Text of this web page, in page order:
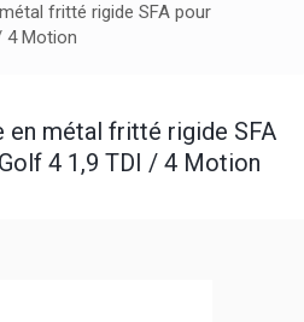
fritté rigide SFA pour
4 Motion
en métal fritté rigide SFA
4 1,9 TDI / 4 Motion